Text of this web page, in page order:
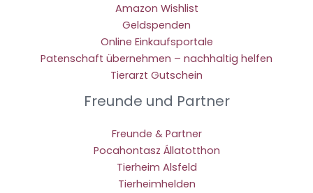
Amazon Wishlist
Geldspenden
Online Einkaufsportale
Patenschaft übernehmen – nachhaltig helfen
Tierarzt Gutschein
Freunde und Partner
Freunde & Partner
Pocahontasz Állatotthon
Tierheim Alsfeld
Tierheimhelden